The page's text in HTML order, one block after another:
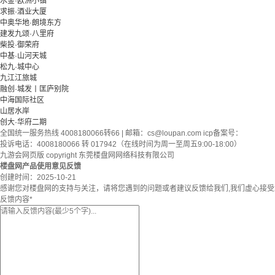
求振·酒业大厦
中奥华地·朗境东方
建发九颂·八里府
柴投·御荣府
中基·山河天城
松九·城中心
九江江旅城
融创·城发丨匡庐别院
中海国际社区
山居水岸
创大·华府二期
全国统一服务热线 4008180066转66 | 邮箱： cs@loupan.com icp备案号：
投诉电话：4008180066 转 017942（在线时间为周一至周五9:00-18:00）
九游会网页版 copyright 东莞楼盘网网络科技有限公司
楼盘网产品使用意见反馈
创建时间： 2025-10-21
感谢您对楼盘网的支持与关注，请将您遇到的问题或者建议反馈给我们,我们虚心接受
反馈内容*